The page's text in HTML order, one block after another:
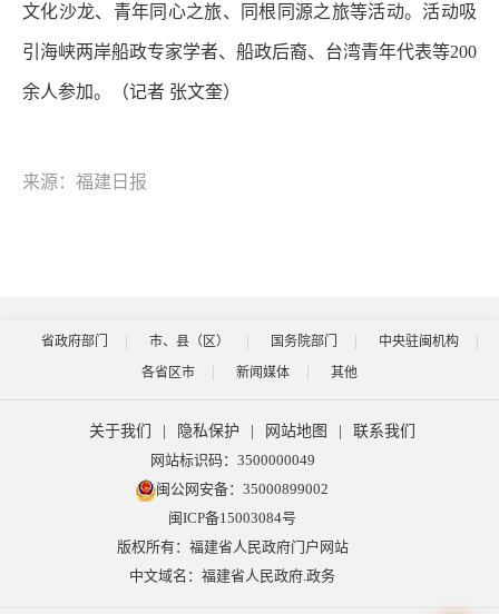
文化沙龙、青年同心之旅、同根同源之旅等活动。活动吸
引海峡两岸船政专家学者、船政后裔、台湾青年代表等200
余人参加。 （记者 张文奎）
来源：福建日报
省政府部门 市、县（区） 国务院部门
中央驻闽机构
各省区市
新闻媒体 其他
关于我们 隐私保护 网站地图
联系我们
网站标识码：3500000049
闽公网安备：35000899002
闽ICP备15003084号
版权所有：福建省人民政府门户网站
中文域名：福建省人民政府.政务